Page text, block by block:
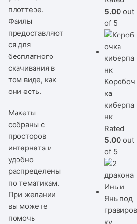
плоттере.
Файлы
предоставляют
ся для
бесплатного
скачивания в
том виде, как
они есть.
Макеты
собраны с
просторов
интернета и
удобно
распределены
по тематикам.
При желании
вы можете
помочь
5.00 out
of 5
Коробоч
ка
киберпа
нк
Rated
5.00 out
of 5